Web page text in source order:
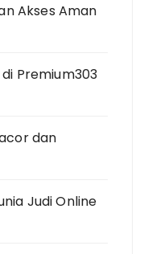
Akses Aman
Premium303
dan
Judi Online